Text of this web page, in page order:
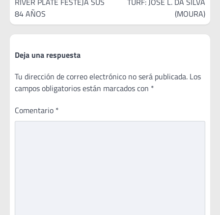
entradas
84 AÑOS
(MOURA)
Deja una respuesta
Tu dirección de correo electrónico no será publicada. Los
campos obligatorios están marcados con *
Comentario *